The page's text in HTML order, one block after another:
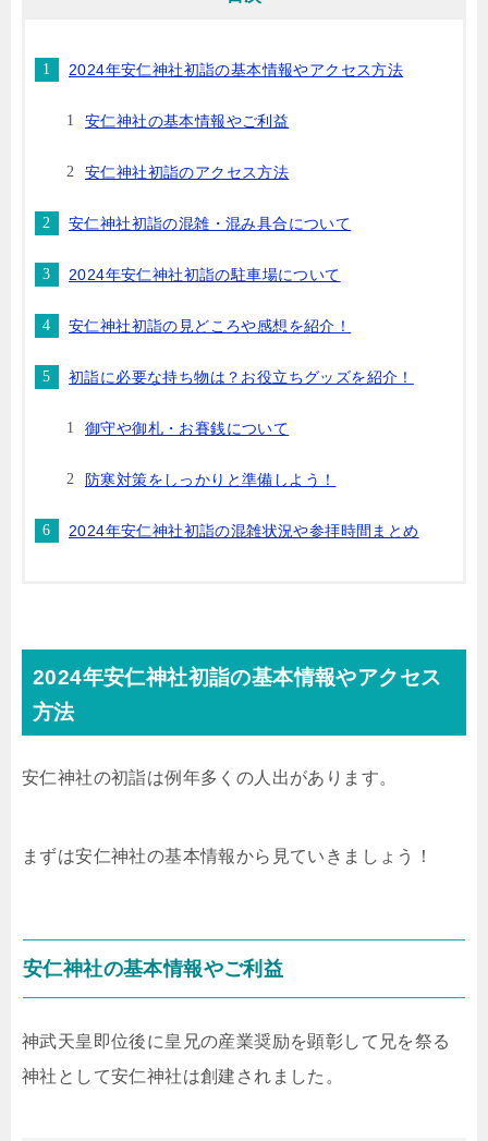
2024年安仁神社初詣の基本情報やアクセス方法
安仁神社の基本情報やご利益
安仁神社初詣のアクセス方法
安仁神社初詣の混雑・混み具合について
2024年安仁神社初詣の駐車場について
安仁神社初詣の見どころや感想を紹介！
初詣に必要な持ち物は？お役立ちグッズを紹介！
御守や御札・お賽銭について
防寒対策をしっかりと準備しよう！
2024年安仁神社初詣の混雑状況や参拝時間まとめ
2024年安仁神社初詣の基本情報やアクセス
方法
安仁神社の初詣は例年多くの人出があります。
まずは安仁神社の基本情報から見ていきましょう！
安仁神社の基本情報やご利益
神武天皇即位後に皇兄の産業奨励を顕彰して兄を祭る
神社として安仁神社は創建されました。